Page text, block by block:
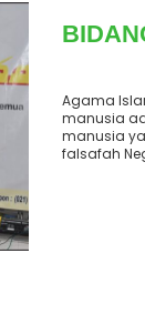
Agama
manusia
manusia
falsafah